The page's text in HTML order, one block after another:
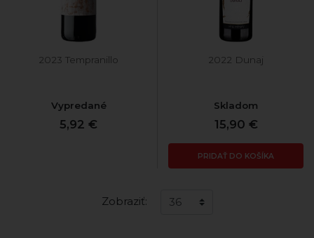
2023 Tempranillo
Vypredané
5,92 €
2022 Dunaj
Skladom
15,90 €
PRIDAŤ DO KOŠÍKA
Zobraziť: